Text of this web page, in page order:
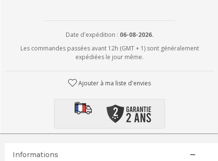
Date d'expédition : 06-08-2026.
Les commandes passées avant 12h (GMT + 1) sont généralement
expédiées le jour même.
Ajouter à ma liste d'envies
Informations